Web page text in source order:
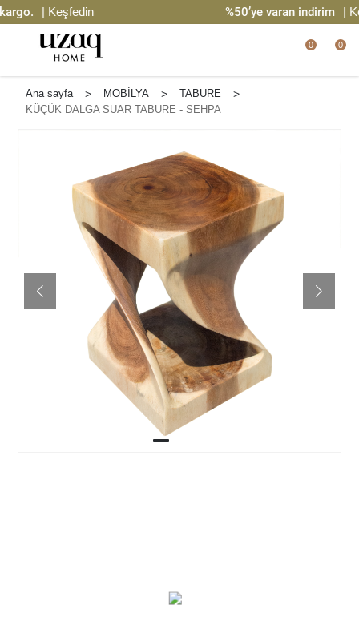
| Keşfedin %50’ye varan indirim |
0 0
Ana sayfa > MOBİLYA > TABURE >
KÜÇÜK DALGA SUAR TABURE - SEHPA